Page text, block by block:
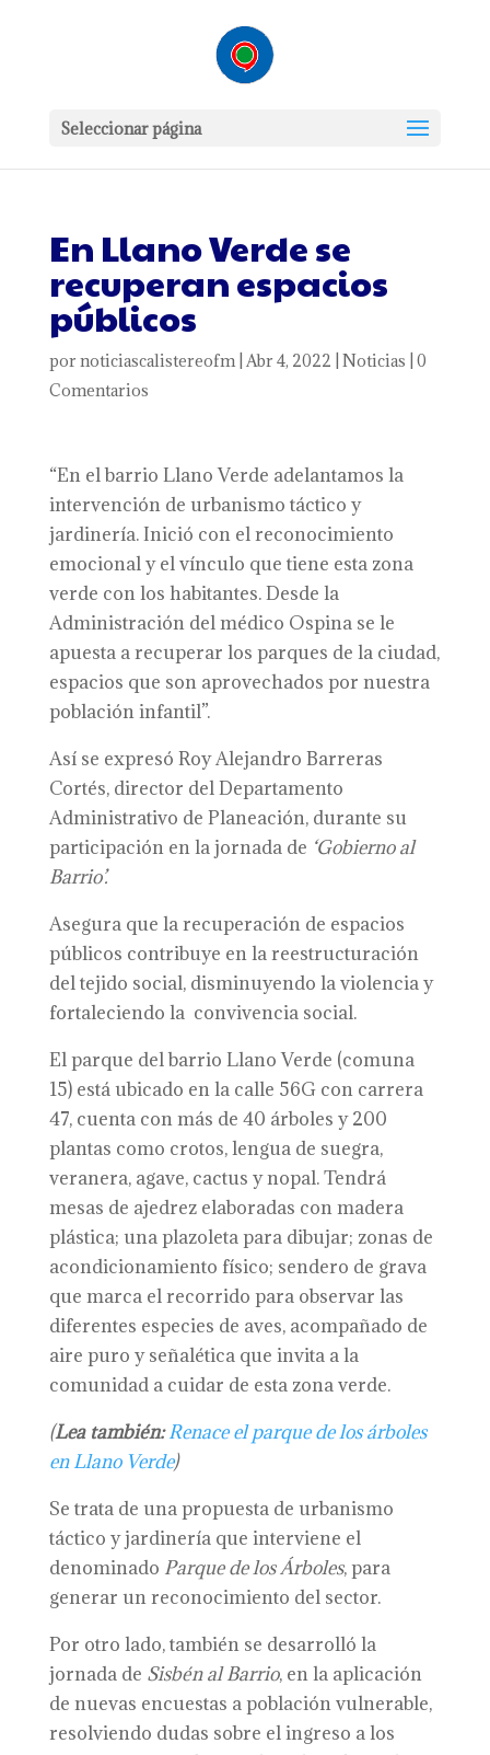
Seleccionar página
En Llano Verde se
recuperan espacios
públicos
por noticiascalistereofm| Abr 4, 2022 Noticias 0
Comentarios
“En el barrio Llano Verde adelantamos la
intervención de urbanismo táctico y
jardinería. Inició con el reconocimiento
emocional y el vínculo que tiene esta zona
verde con los habitantes. Desde la
Administración del médico Ospina se le
apuesta a recuperar los parques de la ciudad,
espacios que son aprovechados por nuestra
población infantil”.
Así se expresó Roy Alejandro Barreras
Cortés, director del Departamento
Administrativo de Planeación, durante su
participación en la jornada de ‘Gobierno al
Barrio’.
Asegura que la recuperación de espacios
públicos contribuye en la reestructuración
del tejido social, disminuyendo la violencia y
fortaleciendo la convivencia social.
El parque del barrio Llano Verde (comuna
15) está ubicado en la calle 56G con carrera
47, cuenta con más de 40 árboles y 200
plantas como crotos, lengua de suegra,
veranera, agave, cactus y nopal. Tendrá
mesas de ajedrez elaboradas con madera
plástica; una plazoleta para dibujar; zonas de
acondicionamiento físico; sendero de grava
que marca el recorrido para observar las
diferentes especies de aves, acompañado de
aire puro y señalética que invita a la
comunidad a cuidar de esta zona verde.
(Lea también:Renace el parque de los árboles
en Llano Verde)
Se trata de una propuesta de urbanismo
táctico y jardinería que interviene el
denominado Parque de los Árboles, para
generar un reconocimiento del sector.
Por otro lado, también se desarrolló la
jornada de Sisbén al Barrio, en la aplicación
de nuevas encuestas a población vulnerable,
resolviendo dudas sobre el ingreso a los